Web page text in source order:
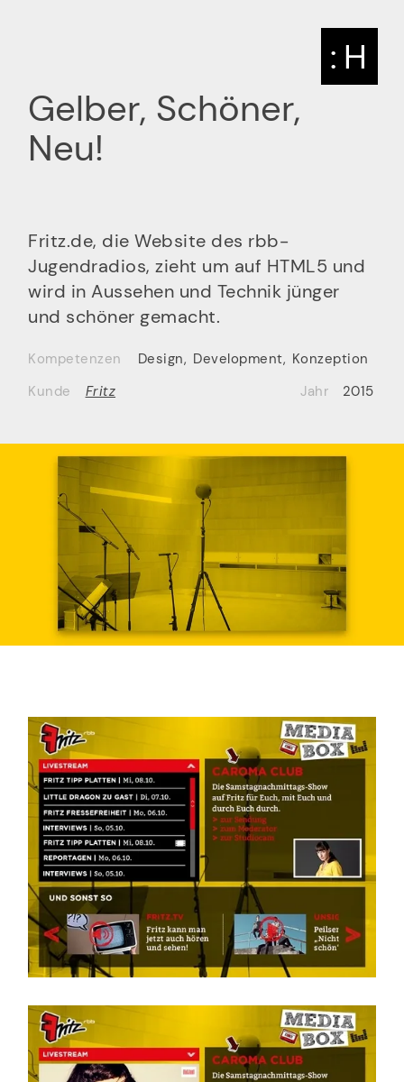
: H
Kompetenzen Design, Development, Konzeption
Jahr
2015
Kunde Fritz
Gelber, Schöner,
Neu!
Fritz.de, die Website des rbb-
Jugendradios, zieht um auf HTML5 und
wird in Aussehen und Technik jünger
und schöner gemacht.